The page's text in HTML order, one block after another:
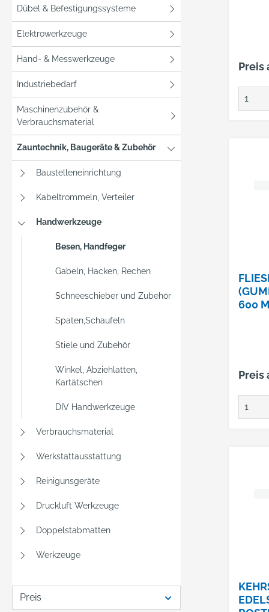
Dübel & Befestigungssysteme
Elektrowerkzeuge
Hand- & Messwerkzeuge
Industriebedarf
Maschinenzubehör &
Verbrauchsmaterial
Zauntechnik, Baugeräte & Zubehör
Baustelleneinrichtung
Kabeltrommeln, Verteiler
Handwerkzeuge
Besen, Handfeger
Gabeln, Hacken, Rechen
Schneeschieber und Zubehör
Spaten,Schaufeln
Stiele und Zubehör
Winkel, Abziehlatten,
Kartätschen
DIV Handwerkzeuge
Verbrauchsmaterial
Werkstattausstattung
Reinigunsgeräte
Druckluft Werkzeuge
Doppelstabmatten
Werkzeuge
Preis
Preis
600
Preis